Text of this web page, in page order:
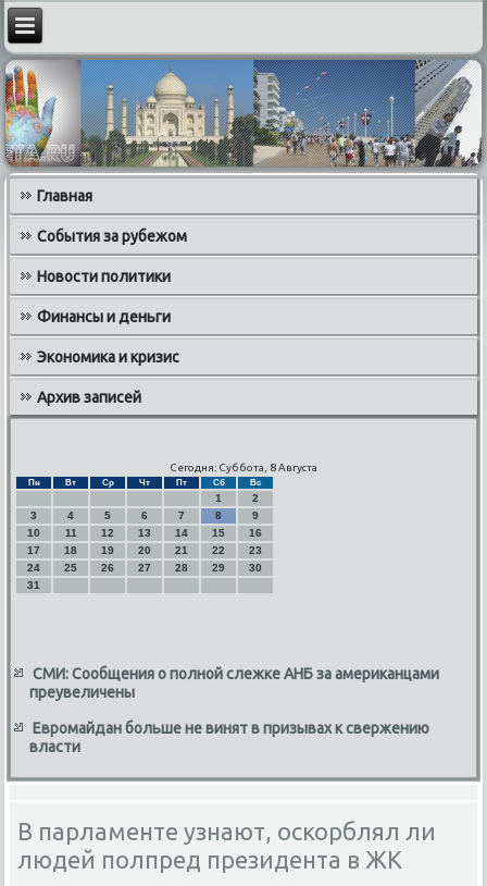
Главная
События за рубежом
Новости политики
Финансы и деньги
Экономика и кризис
Архив записей
Сегодня: Суббота, 8 Августа
Пн Вт Ср Чт Пт Сб Вс
1
2
3
4 5 6 7 8
9
10
11 12 13 14 15
16
17
18 19 20 21 22
23
24
25 26 27 28 29
30
31
СМИ: Сообщения о полной слежке АНБ за американцами
преувеличены
Евромайдан больше не винят в призывах к свержению
власти
В парламенте узнают, оскорблял ли
людей полпред президента в ЖК